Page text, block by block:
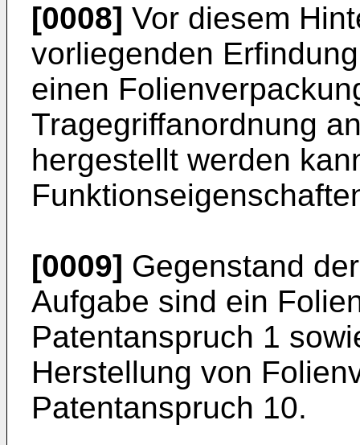
[0008] Vor diesem
vorliegenden
einen
Tragegriffanordnung
hergestellt werden
[0009] Gegenstand
Aufgabe sind ein
Patentanspruch 1
Herstellung von
Patentanspruch 10.